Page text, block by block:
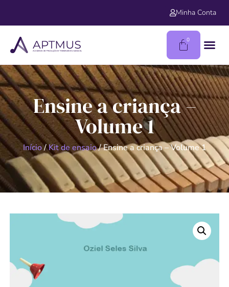
Minha Conta
0
Ensine a criança –
Volume 1
Início/Kit de ensaio/ Ensine a criança – Volume 1